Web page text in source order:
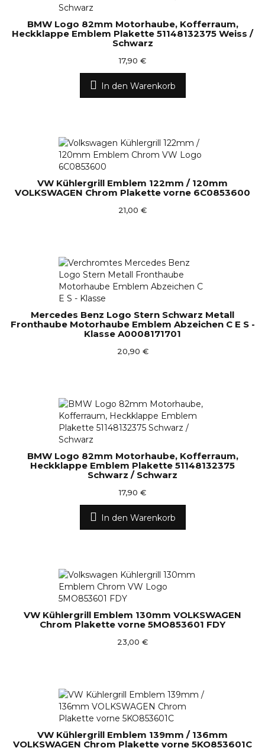
BMW Logo 82mm Motorhaube, Kofferraum,
Heckklappe Emblem Plakette 51148132375 Weiss /
Schwarz
17,90 €
In den Warenkorb
VW Kühlergrill Emblem 122mm / 120mm
VOLKSWAGEN Chrom Plakette vorne 6C0853600
21,00 €
Mercedes Benz Logo Stern Schwarz Metall
Fronthaube Motorhaube Emblem Abzeichen C E S -
Klasse A0008171701
20,90 €
BMW Logo 82mm Motorhaube, Kofferraum,
Heckklappe Emblem Plakette 51148132375
Schwarz / Schwarz
17,90 €
In den Warenkorb
VW Kühlergrill Emblem 130mm VOLKSWAGEN
Chrom Plakette vorne 5MO853601 FDY
23,00 €
VW Kühlergrill Emblem 139mm / 136mm
VOLKSWAGEN Chrom Plakette vorne 5KO853601C